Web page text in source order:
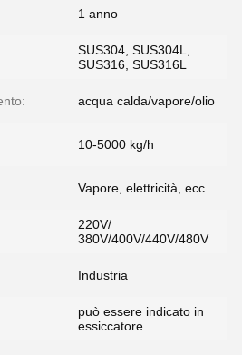
1 anno
SUS304, SUS304L,
SUS316, SUS316L
acqua calda/vapore/olio
10-5000 kg/h
Vapore, elettricità, ecc
220V/
380V/400V/440V/480V
Industria
può essere indicato in
essiccatore